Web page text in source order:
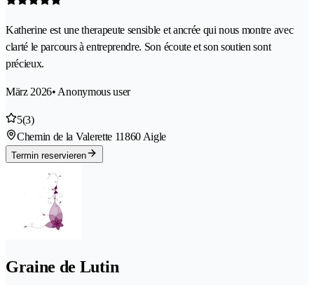
Katherine est une therapeute sensible et ancrée qui nous montre avec
clarté le parcours à entreprendre. Son écoute et son soutien sont
précieux.
März 2026• Anonymous user
5(3)
Chemin de la Valerette 11860 Aigle
Termin reservieren
Graine de Lutin